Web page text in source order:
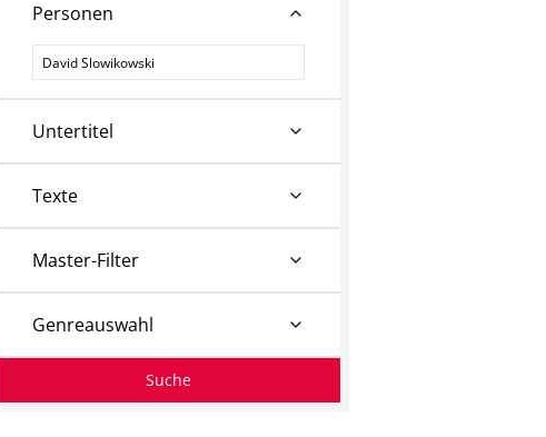
Personen
Personen
Untertitel
Texte
Master-Filter
Genreauswahl
Suche